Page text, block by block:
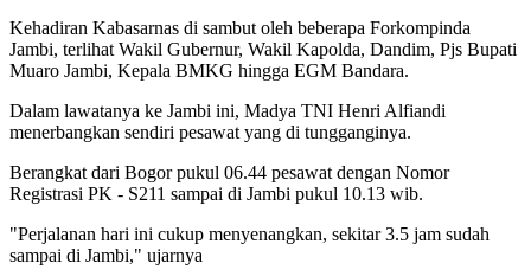
Kehadiran Kabasarnas di sambut oleh beberapa Forkompinda
Jambi, terlihat Wakil Gubernur, Wakil Kapolda, Dandim, Pjs Bupati
Muaro Jambi, Kepala BMKG hingga EGM Bandara.
Dalam lawatanya ke Jambi ini, Madya TNI Henri Alfiandi
menerbangkan sendiri pesawat yang di tungganginya.
Berangkat dari Bogor pukul 06.44 pesawat dengan Nomor
Registrasi PK - S211 sampai di Jambi pukul 10.13 wib.
"Perjalanan hari ini cukup menyenangkan, sekitar 3.5 jam sudah
sampai di Jambi," ujarnya